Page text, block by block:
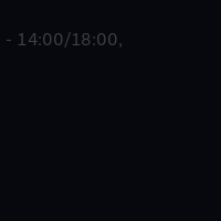
- 14:00/18:00,